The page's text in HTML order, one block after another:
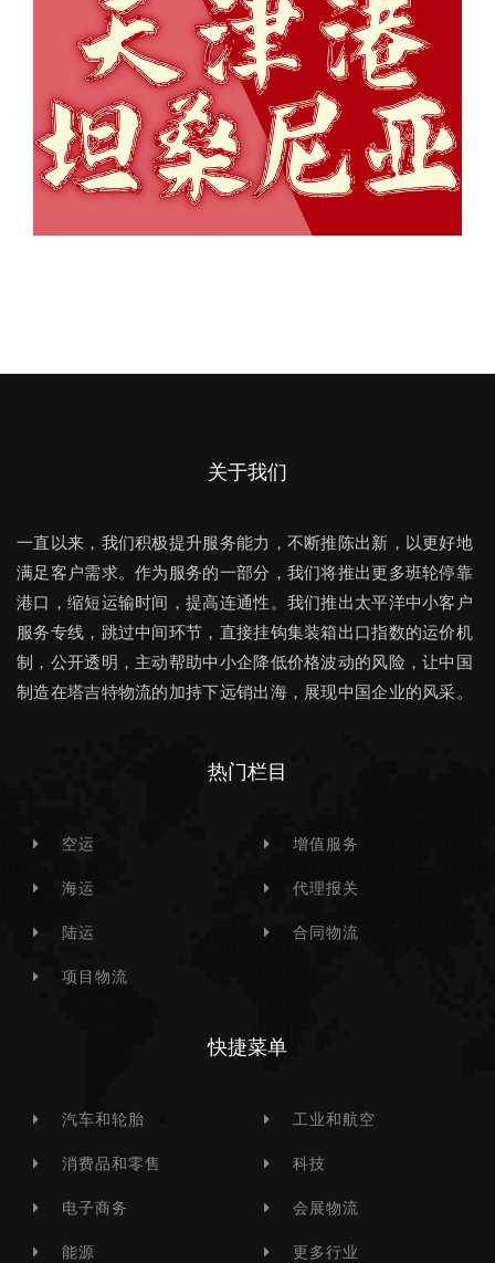
关于我们
一直以来，我们积极提升服务能力，不断推陈出新，以更好地
满足客户需求。作为服务的一部分，我们将推出更多班轮停靠
港口，缩短运输时间，提高连通性。我们推出太平洋中小客户
服务专线，跳过中间环节，直接挂钩集装箱出口指数的运价机
制，公开透明，主动帮助中小企降低价格波动的风险，让中国
制造在塔吉特物流的加持下远销出海，展现中国企业的风采。
热门栏目
空运
海运
陆运
项目物流
增值服务
代理报关
合同物流
快捷菜单
汽车和轮胎
消费品和零售
电子商务
能源
工业和航空
科技
会展物流
更多行业